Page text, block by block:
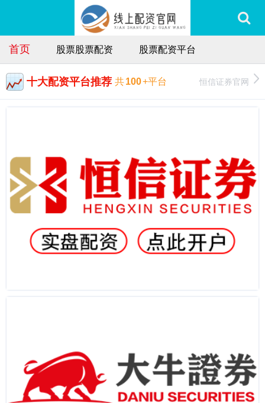
首页 股票股票配资 股票配资平台
十大配资平台推荐 共100+平台 恒信证券官网